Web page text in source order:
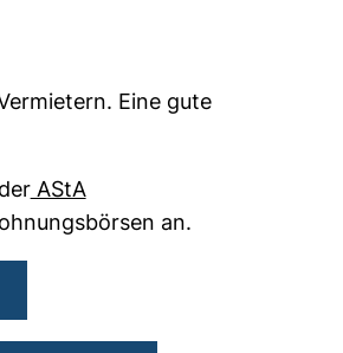
Eine gute
AStA
Link, öffnet neues Fenster)
an.
Link, öffnet neues